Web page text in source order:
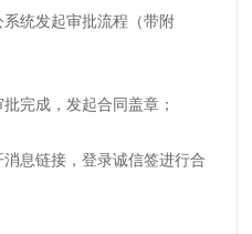
系统发起审批流程（带附
批完成，发起合同盖章；
消息链接，登录诚信签进行合